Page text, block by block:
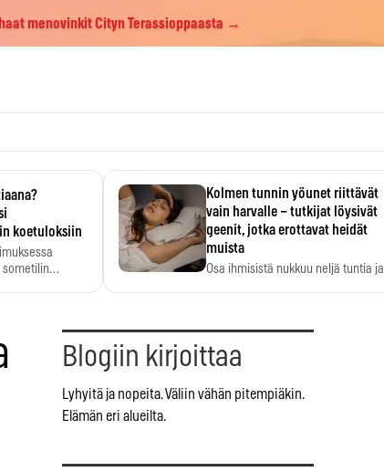
menovinkit Cityn Terassioppaasta →
koetuloksiin
sometilin…
Kolmen tunnin yöunet riittävät
vain harvalle – tutkijat löysivät
geenit, jotka erottavat heidät
muista
Osa ihmisistä nukkuu neljä tuntia ja
Blogiin kirjoittaa
Lyhyitä ja nopeita. Väliin vähän pitempiäkin.
Elämän eri alueilta.